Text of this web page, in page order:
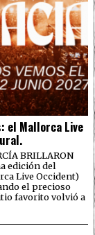
el Mallorca Live
BRILLARON
edición del
Live Occident)
el precioso
favorito volvió a